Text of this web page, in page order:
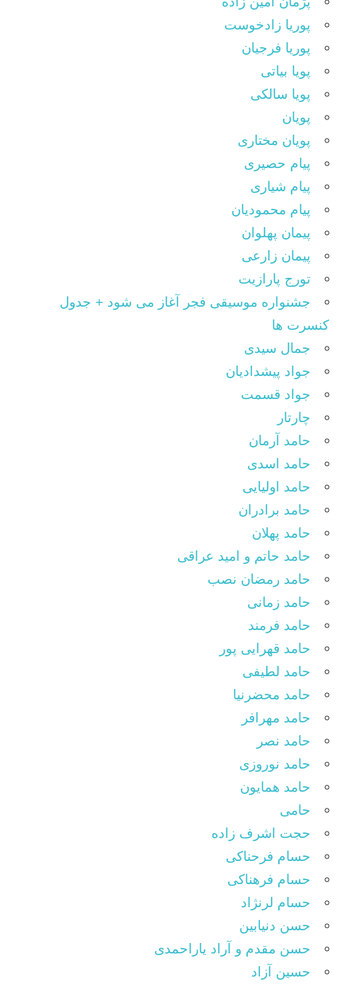
پوریا زادخوست
پوریا فرجیان
پویا بیاتی
پویا سالکی
پویان
پویان مختاری
پیام حصیری
پیام شیاری
پیام محمودیان
پیمان پهلوان
پیمان زارعی
تورج پارازیت
جشنواره موسیقی فجر آغاز می شود + جدول
کنسرت ها
جمال سیدی
جواد پیشدادیان
جواد قسمت
چارتار
حامد آرمان
حامد اسدی
حامد اولیایی
حامد برادران
حامد پهلان
حامد حاتم و امید عراقی
حامد رمضان نصب
حامد زمانی
حامد فرمند
حامد قهرایی پور
حامد لطیفی
حامد محضرنیا
حامد مهرافر
حامد نصر
حامد نوروزی
حامد همایون
حامی
حجت اشرف زاده
حسام فرحناکی
حسام فرهناکی
حسام لرنژاد
حسن دنیابین
حسن مقدم و آراد یاراحمدی
حسین آزاد